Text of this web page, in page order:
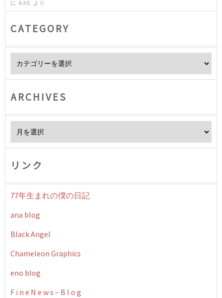
に AXE より
CATEGORY
ARCHIVES
リンク
77年生まれの僕の日記
ana blog
Black Angel
Chameleon Graphics
eno blog
F i n e N e w s – B l o g